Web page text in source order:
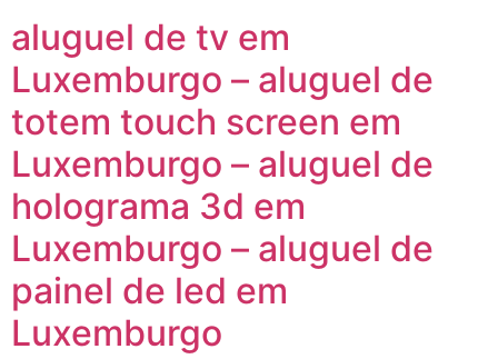
aluguel de tv em
Luxemburgo – aluguel de
totem touch screen em
Luxemburgo – aluguel de
holograma 3d em
Luxemburgo – aluguel de
painel de led em
Luxemburgo